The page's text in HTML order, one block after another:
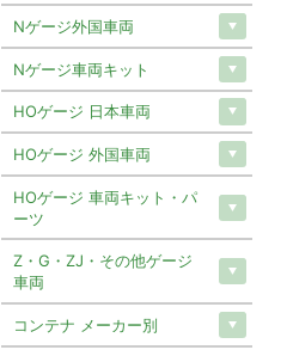
Nゲージ外国車両
Nゲージ車両キット
HOゲージ 日本車両
HOゲージ 外国車両
HOゲージ 車両キット・パ
ーツ
Z・G・ZJ・その他ゲージ
車両
コンテナ メーカー別